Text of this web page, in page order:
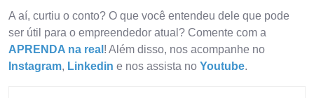
A aí, curtiu o conto? O que você entendeu dele que pode
ser útil para o empreendedor atual? Comente com a
APRENDA na real ! Além disso, nos acompanhe no
Instagram, Linkedin e nos assista no Youtube.